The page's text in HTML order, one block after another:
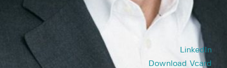
LinkedIn
Download Vcard